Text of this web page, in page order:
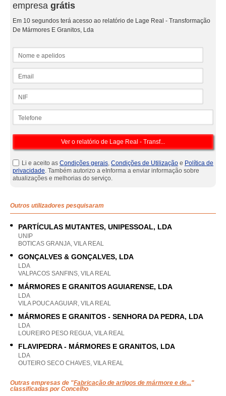
empresa grátis
Em 10 segundos terá acesso ao relatório de Lage Real - Transformação
De Mármores E Granitos, Lda
Li e aceito as Condições gerais, Condições de Utilização e Política de
privacidade. Também autorizo a eInforma a enviar informação sobre
atualizações e melhorias do serviço.
Outros utilizadores pesquisaram
PARTÍCULAS MUTANTES, UNIPESSOAL, LDA
UNIP
BOTICAS GRANJA, VILA REAL
GONÇALVES & GONÇALVES, LDA
LDA
VALPACOS SANFINS, VILA REAL
MÁRMORES E GRANITOS AGUIARENSE, LDA
LDA
VILA POUCA AGUIAR, VILA REAL
MÁRMORES E GRANITOS - SENHORA DA PEDRA, LDA
LDA
LOUREIRO PESO REGUA, VILA REAL
FLAVIPEDRA - MÁRMORES E GRANITOS, LDA
LDA
OUTEIRO SECO CHAVES, VILA REAL
Outras empresas de "Fabricação de artigos de mármore e de..."
classificadas por Concelho